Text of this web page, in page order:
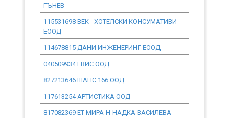
ГЪНЕВ
115531698 ВЕК - ХОТЕЛСКИ КОНСУМАТИВИ
ЕООД
114678815 ДАНИ ИНЖЕНЕРИНГ ЕООД
040509934 ЕВИС ООД
827213646 ШАНС 166 ООД
117613254 АРТИСТИКА ООД
817082369 ЕТ МИРА-Н-НАДКА ВАСИЛЕВА